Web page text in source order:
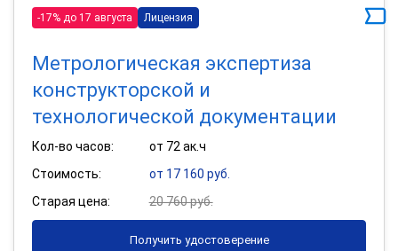
-17% до 17 августа Лицензия
Метрологическая экспертиза
конструкторской и
технологической документации
Кол-во часов:
от 72 ак.ч
Стоимость:
от 17 160 руб.
Старая цена:
20 760 руб.
Получить удостоверение